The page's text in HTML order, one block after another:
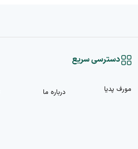
دسترسی سریع
مورف پدیا درباره ما